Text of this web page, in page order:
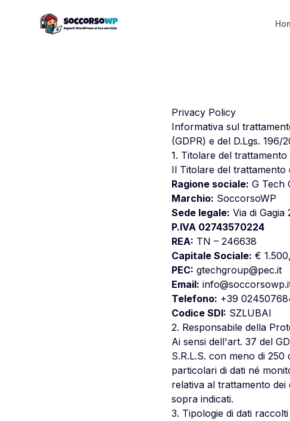
Privacy Policy
Informativa sul
(GDPR) e del D.Lgs. 196/
1. Titolare del trattamento
Il Titolare del trattamento
Ragione sociale: G Tech
Marchio: SoccorsoWP
Sede legale: Via di
P.IVA 02743570224
REA: TN – 246638
Capitale Sociale: €
PEC: gtechgroup@pec.it
Email:
Telefono: +39
Codice SDI: SZLUBAI
2. Responsabile della
Ai sensi dell'art. 37 del
S.R.L.S. con meno di
particolari di dati né
relativa al trattamento
sopra indicati.
3. Tipologie di dati raccolti